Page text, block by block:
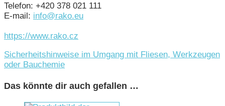
Telefon: +420 378 021 111
E-mail: info@rako.eu
https://www.rako.cz
Sicherheitshinweise im Umgang mit Fliesen, Werkzeugen
oder Bauchemie
Das könnte dir auch gefallen …